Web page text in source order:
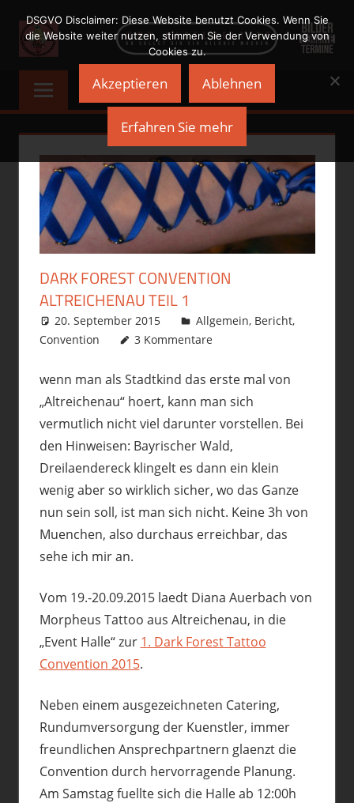
Inhalt
springen
NADELWELT
Du
sollst
ein
machen
DARK FOREST CONVENTION
ALTREICHENAU TEIL 1
20. September 2015 philofax
Allgemein, Bericht,
Convention
3 Kommentare
wenn man als Stadtkind das erste mal von
„Altreichenau“ hoert, kann man sich
vermutlich nicht viel darunter vorstellen. Bei
den Hinweisen: Bayrischer Wald,
Dreilaendereck klingelt es dann ein klein
wenig aber so wirklich sicher, wo das Ganze
nun sein soll, ist man sich nicht. Keine 3h von
Muenchen, also durchaus erreichbar, das
sehe ich mir an.
Vom 19.-20.09.2015 laedt Diana Auerbach von
Morpheus Tattoo aus Altreichenau, in die
„Event Halle“ zur 1. Dark Forest Tattoo
Convention 2015.
Neben einem ausgezeichneten Catering,
Rundumversorgung der Kuenstler, immer
freundlichen Ansprechpartnern glaenzt die
Convention durch hervorragende Planung.
Am Samstag fuellte sich die Halle ab 12:00h
DSGVO Disclaimer: Diese Website benutzt Cookies. Wenn Sie
die Website weiter nutzen, stimmen Sie der Verwendung von
Cookies zu.
Akzeptieren Ablehnen
Erfahren Sie mehr